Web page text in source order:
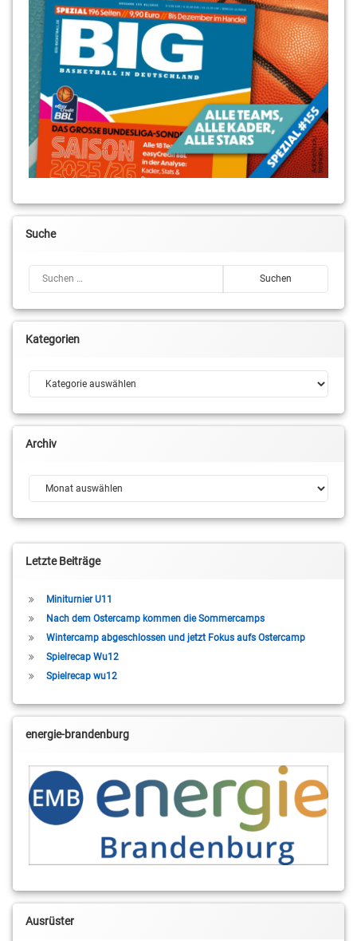
Suche
Kategorien
Archiv
Letzte Beiträge
Miniturnier U11
Nach dem Ostercamp kommen die Sommercamps
Wintercamp abgeschlossen und jetzt Fokus aufs Ostercamp
Spielrecap Wu12
Spielrecap wu12
energie-brandenburg
Ausrüster